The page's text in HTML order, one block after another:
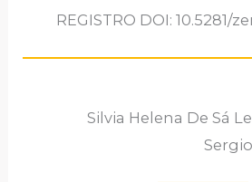
REGISTRO DOI: 10.5281/
Silvia Helena De Sá